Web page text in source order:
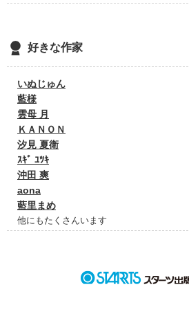
好きな作家
いぬじゅん
藍様
雲母 月
ＫＡＮＯＮ
汐見 夏衛
ｽｷﾞ ﾕﾂｷ
沖田 爽
aona
藍里まめ
他にもたくさんいます